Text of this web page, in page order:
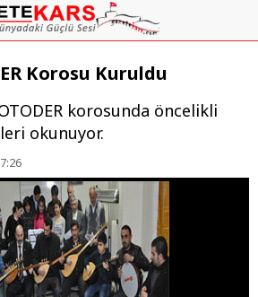
Korosu Kuruldu
korosunda öncelikli
okunuyor.